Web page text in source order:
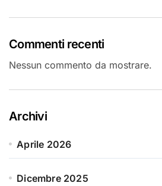
Commenti recenti
Nessun commento da mostrare.
Archivi
Aprile 2026
Dicembre 2025